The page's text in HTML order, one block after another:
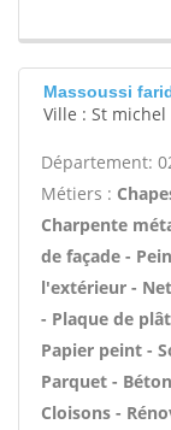
Massoussi
Ville : St michel
Département:
Métiers :
Charpente
de façade -
l'extérieur -
- Plaque de
Papier peint -
Parquet -
Cloisons -